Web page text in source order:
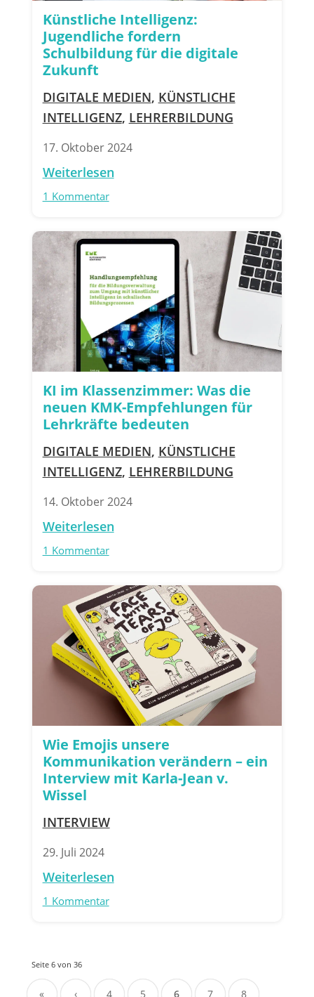
Künstliche Intelligenz:
Jugendliche fordern
Schulbildung für die digitale
Zukunft
DIGITALE MEDIEN, KÜNSTLICHE
INTELLIGENZ, LEHRERBILDUNG
17. Oktober 2024
Weiterlesen
1 Kommentar
KI im Klassenzimmer: Was die
neuen KMK-Empfehlungen für
Lehrkräfte bedeuten
DIGITALE MEDIEN, KÜNSTLICHE
INTELLIGENZ, LEHRERBILDUNG
14. Oktober 2024
Weiterlesen
1 Kommentar
Wie Emojis unsere
Kommunikation verändern – ein
Interview mit Karla-Jean v.
Wissel
INTERVIEW
29. Juli 2024
Weiterlesen
1 Kommentar
Seite 6 von 36
« ‹ 4 5 6 7 8